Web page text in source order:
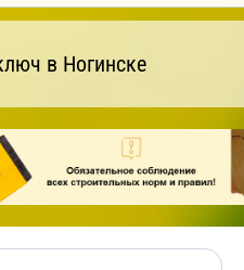
в Ногинске